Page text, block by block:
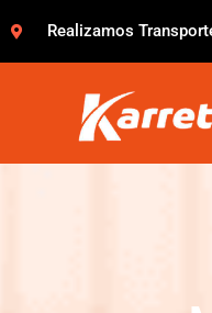
Realizamos